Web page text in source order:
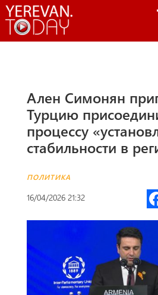
Ален Симонян
Турцию
процессу
стабильности в
ПОЛИТИКА
16/04/2026 21:32